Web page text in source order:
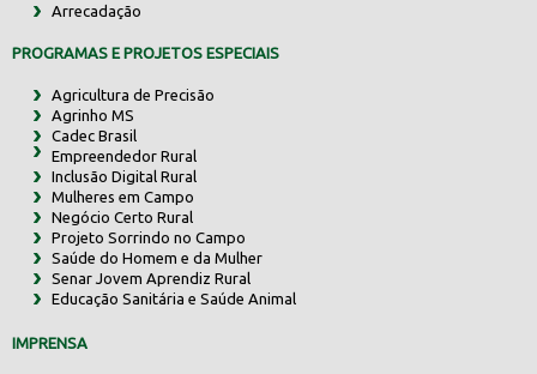
Arrecadação
PROGRAMAS E PROJETOS ESPECIAIS
Agricultura de Precisão
Agrinho MS
Cadec Brasil
Empreendedor Rural
Inclusão Digital Rural
Mulheres em Campo
Negócio Certo Rural
Projeto Sorrindo no Campo
Saúde do Homem e da Mulher
Senar Jovem Aprendiz Rural
Educação Sanitária e Saúde Animal
IMPRENSA